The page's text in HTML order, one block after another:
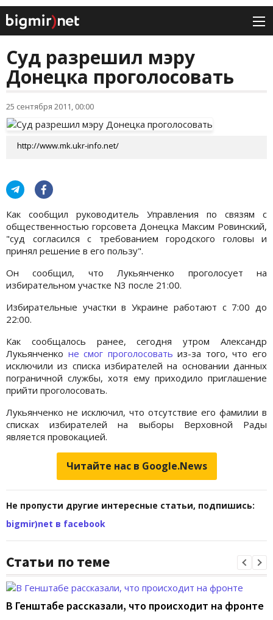
Суд разрешил мэру
Донецка проголосовать
25 сентября 2011, 00:00
http://www.mk.ukr-info.net/
Как сообщил руководитель Управления по связям с
общественностью горсовета Донецка Максим Ровинский,
"суд согласился с требованием городского головы и
принял решение в его пользу".
Он сообщил, что Лукьянченко проголосует на
избирательном участке N3 после 21:00.
Избирательные участки в Украине работают с 7:00 до
22:00.
Как сообщалось ранее, сегодня утром Александр
Лукьянченко не смог проголосовать из-за того, что его
исключили из списка избирателей на основании данных
пограничной службы, хотя ему приходило приглашение
прийти проголосовать.
Лукьянченко не исключил, что отсутствие его фамилии в
списках избирателей на выборы Верховной Рады
является провокацией.
Читайте нас в Google.News
Не пропусти другие интересные статьи, подпишись:
bigmir)net в facebook
Статьи по теме
В Генштабе рассказали, что происходит на фронте